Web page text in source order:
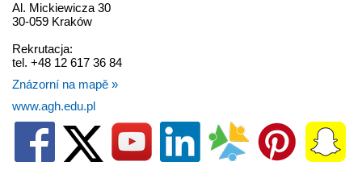
Al. Mickiewicza 30
30-059 Kraków
Rekrutacja:
tel. +48 12 617 36 84
Znázorní na mapě »
www.agh.edu.pl